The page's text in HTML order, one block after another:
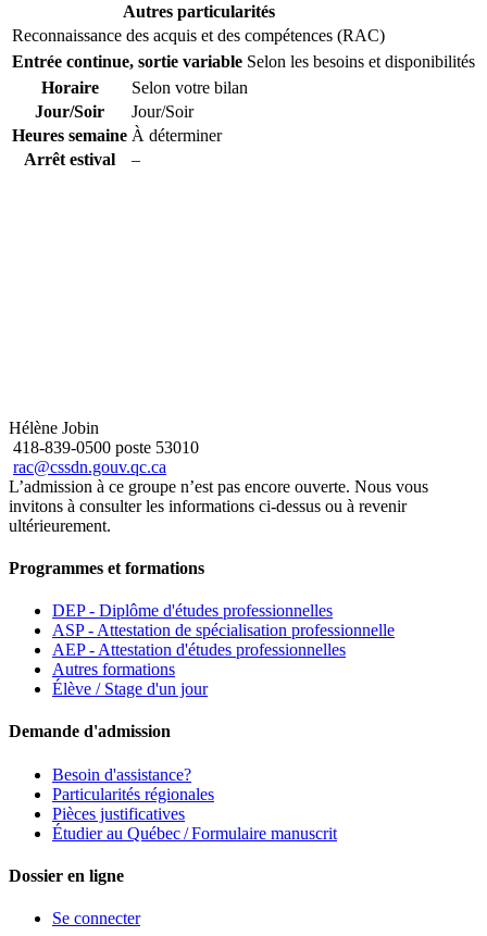
Autres particularités
Reconnaissance des acquis et des compétences (RAC)
Entrée continue, sortie variable Selon les besoins et disponibilités
Horaire
Selon votre bilan
Jour/Soir
Jour/Soir
Heures semaine À déterminer
Arrêt estival
–
Hélène Jobin
418-839-0500 poste 53010
rac@cssdn.gouv.qc.ca
L’admission à ce groupe n’est pas encore ouverte. Nous vous
invitons à consulter les informations ci-dessus ou à revenir
ultérieurement.
Programmes et formations
DEP - Diplôme d'études professionnelles
ASP - Attestation de spécialisation professionnelle
AEP - Attestation d'études professionnelles
Autres formations
Élève / Stage d'un jour
Demande d'admission
Besoin d'assistance?
Particularités régionales
Pièces justificatives
Étudier au Québec / Formulaire manuscrit
Dossier en ligne
Se connecter